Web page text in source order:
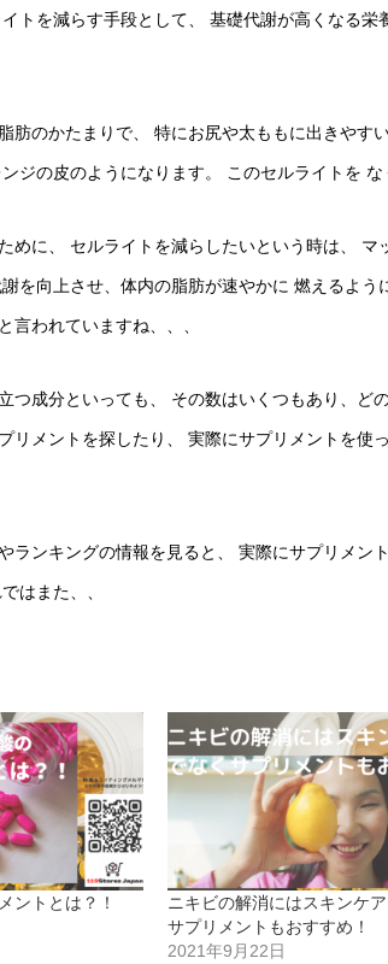
トを減らす手段として、 基礎代謝が高くなる
肪のかたまりで、 特にお尻や太ももに出きやす
ジの皮のようになります。 このセルライトを
めに、 セルライトを減らしたいという時は、
を向上させ、体内の脂肪が速やかに 燃えるよ
言われていますね、、、
つ成分といっても、 その数はいくつもあり、ど
リメントを探したり、 実際にサプリメントを使
ランキングの情報を見ると、 実際にサプリメン
はまた、、
ントとは？！
ニキビの解消にはスキンケ
サプリメントもおすすめ！
2021年9月22日